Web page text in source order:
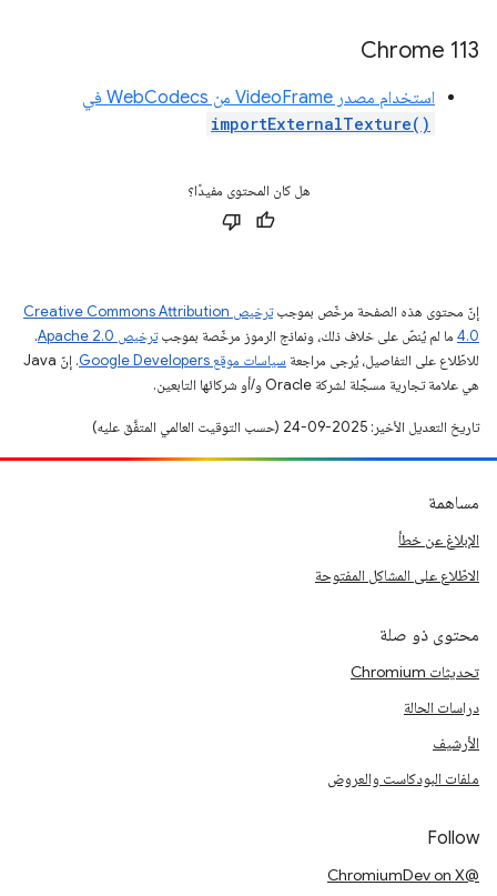
Chrome 113
استخدام مصدر VideoFrame من WebCodecs في
importExternalTexture()
هل كان المحتوى مفيدًا؟
إنّ محتوى هذه الصفحة مرخّص بموجب
ترخيص Creative Commons Attribution
4.0‏ ما لم يُنصّ على خلاف ذلك، ونماذج الرموز مرخّصة بموجبترخيص Apache 2.0‏
.
للاطّلاع على التفاصيل، يُرجى مراجعة سياسات موقع Google Developers‏
. إنّ Java
هي علامة تجارية مسجَّلة لشركة Oracle و/أو شركائها التابعين.
تاريخ التعديل الأخير: 2025-09-24 (حسب التوقيت العالمي المتفَّق عليه)
مساهمة
الإبلاغ عن خطأ
الاطّلاع على المشاكل المفتوحة
محتوى ذو صلة
تحديثات Chromium
دراسات الحالة
الأرشيف
ملفات البودكاست والعروض
Follow
@ChromiumDev on X